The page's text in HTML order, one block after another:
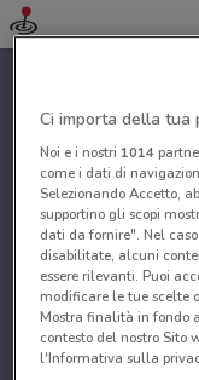
Ci importa della tua
Noi e i nostri 1014
come i dati di
Selezionando Accetto,
supportino gli scopi
dati da fornire". Nel
disabilitate, alcuni
essere rilevanti. Puoi
modificare le tue scelte
Mostra finalità in fondo
contesto del nostro Sito
l'Informativa sulla